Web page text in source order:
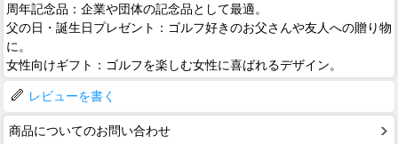
周年記念品：企業や団体の記念品として最適。
父の日・誕生日プレゼント：ゴルフ好きのお父さんや友人への贈り物
に。
女性向けギフト：ゴルフを楽しむ女性に喜ばれるデザイン。
レビューを書く
商品についてのお問い合わせ